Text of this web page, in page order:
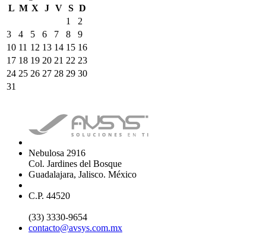
L M X J V S D
1
2
3
4 5 6 7 8
9
10 11 12 13 14 15 16
17 18 19 20 21 22 23
24 25 26 27 28 29 30
31
Nebulosa 2916
Col. Jardines del Bosque
Guadalajara, Jalisco. México
C.P. 44520
(33) 3330-9654
contacto@avsys.com.mx